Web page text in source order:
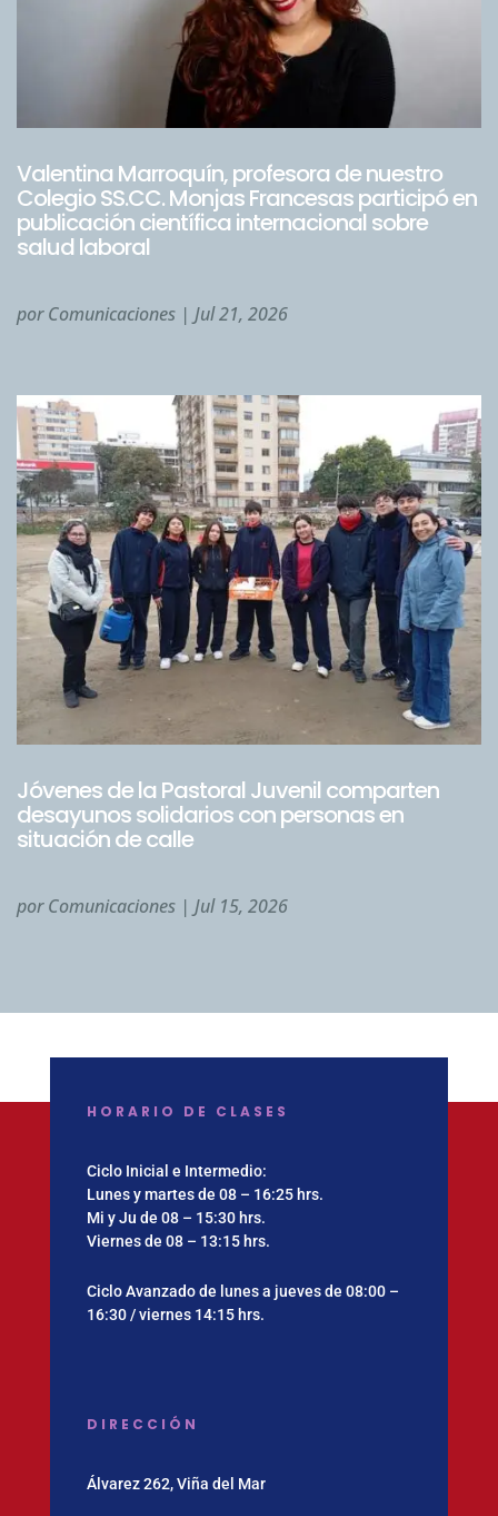
Valentina Marroquín, profesora de nuestro
Colegio SS.CC. Monjas Francesas participó en
publicación científica internacional sobre
salud laboral
porComunicaciones | Jul 21, 2026
Jóvenes de la Pastoral Juvenil comparten
desayunos solidarios con personas en
situación de calle
porComunicaciones | Jul 15, 2026
HORARIO DE CLASES
Ciclo Inicial e Intermedio:
Lunes y martes de 08 – 16:25 hrs.
Mi y Ju de 08 – 15:30 hrs.
Viernes de 08 – 13:15 hrs.
Ciclo Avanzado de lunes a jueves de 08:00 –
16:30 / viernes 14:15 hrs.
DIRECCIÓN
Álvarez 262, Viña del Mar